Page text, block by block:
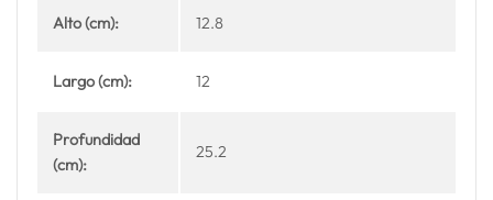
Alto (cm): 12.8
Largo (cm): 12
Profundidad
(cm):
25.2